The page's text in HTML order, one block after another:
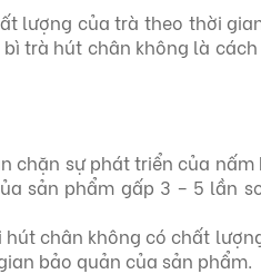
lượng của trà theo thời
trà hút chân không là
chặn sự phát triển của
sản phẩm gấp 3 – 5 lần
chân không có chất
bảo quản của sản phẩm.